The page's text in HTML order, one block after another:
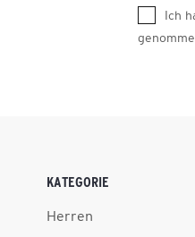
Ich
KATEGORIE
Herren